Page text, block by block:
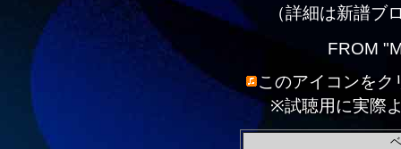
（詳細は新譜ブ
FROM
このアイコンを
※試聴用に実際